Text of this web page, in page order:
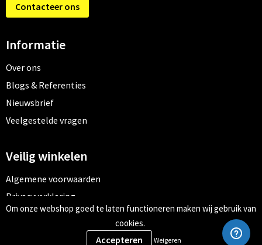
Contacteer ons
Informatie
Over ons
Blogs & Referenties
Nieuwsbrief
Veelgestelde vragen
Veilig winkelen
Algemene voorwaarden
Privacyverklaring
Cookiebeleid
Om onze webshop goed te laten functioneren maken wij gebruik van
cookies.
Weigeren